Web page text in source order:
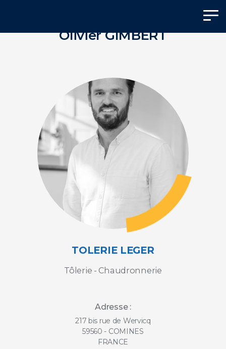
Olivier GIMBERT
TOLERIE LEGER
Tôlerie - Chaudronnerie
Adresse :
217 bis rue de Wervicq
59560 - COMINES
FRANCE